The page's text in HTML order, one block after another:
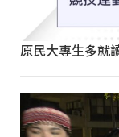
原民大專生多就